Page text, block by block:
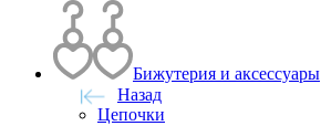
Бижутерия и аксессуары
Назад
Цепочки